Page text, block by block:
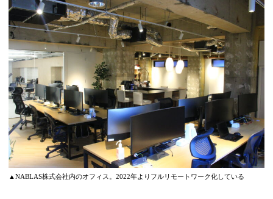
▲NABLAS株式会社内のオフィス。2022年よりフルリモートワーク化している